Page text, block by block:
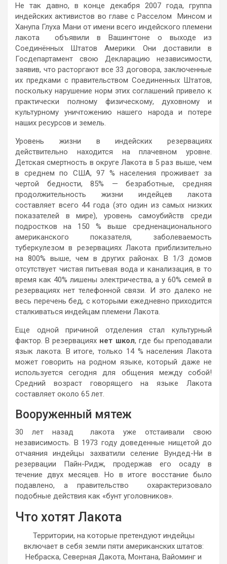
Не так давно, в конце декабря 2007 года, группа
индейских активистов во главе с Расселом Минсом и
Ханупа Глуха Мани от имени всего индейского племени
лакота объявили в Вашингтоне о выходе из
Соединённых Штатов Америки. Они доставили в
Госдепартамент свою Декларацию независимости,
заявив, что расторгают все 33 договора, заключенные
их предками с правительством Соединенных Штатов,
поскольку нарушение норм этих соглашений привело к
практически полному физическому, духовному и
культурному уничтожению нашего народа и потере
наших ресурсов и земель.
Уровень жизни в индейских резервациях
действительно находится на плачевном уровне.
Детская смертность в округе Лакота в 5 раз выше, чем
в среднем по США, 97 % населения проживает за
чертой бедности, 85% — безработные, средняя
продолжительность жизни индейцев лакота
составляет всего 44 года (это один из самых низких
показателей в мире), уровень самоубийств среди
подростков на 150 % выше средненационального
американского показателя, заболеваемость
туберкулезом в резервациях Лакота приблизительно
на 800% выше, чем в других районах. В 1/3 домов
отсутствует чистая питьевая вода и канализация, в то
время как 40% лишены электричества, а у 60% семей в
резервациях нет телефонной связи. И это далеко не
весь перечень бед, с которыми ежедневно приходится
сталкиваться индейцам племени Лакота.
Еще одной причиной отделения стал культурный
фактор. В резервациях нет школ, где бы преподавали
язык лакота. В итоге, только 14 % населения Лакота
может говорить на родном языке, который даже не
используется сегодня для общения между собой!
Средний возраст говорящего на языке Лакота
составляет около 65 лет.
Вооруженный мятеж
30 лет назад лакота уже отстаивали свою
независимость. В 1973 году доведенные нищетой до
отчаяния индейцы захватили селение Вундед-Ни в
резервации Пайн-Ридж, продержав его осаду в
течение двух месяцев. Но в итоге восстание было
подавлено, а правительство охарактеризовало
подобные действия как «бунт уголовников».
Что хотят Лакота
Территории, на которые претендуют индейцы
включает в себя земли пяти американских штатов:
Небраска, Северная Дакота, Монтана, Вайоминг и